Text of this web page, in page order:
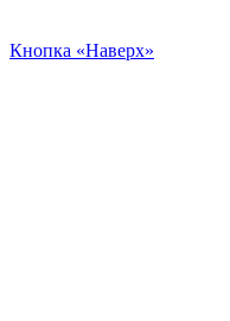
Кнопка «Наверх»